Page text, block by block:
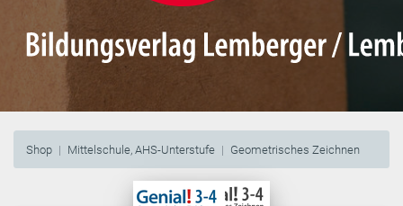
Shop Mittelschule, AHS-Unterstufe Geometrisches Zeichnen